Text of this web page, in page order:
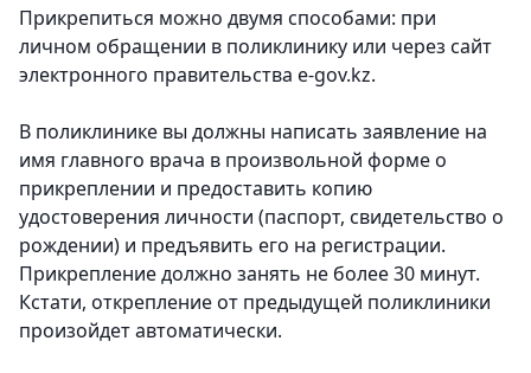
Прикрепиться можно двумя способами: при
личном обращении в поликлинику или через сайт
электронного правительства e-gov.kz.
В поликлинике вы должны написать заявление на
имя главного врача в произвольной форме о
прикреплении и предоставить копию
удостоверения личности (паспорт, свидетельство о
рождении) и предъявить его на регистрации.
Прикрепление должно занять не более 30 минут.
Кстати, открепление от предыдущей поликлиники
произойдет автоматически.